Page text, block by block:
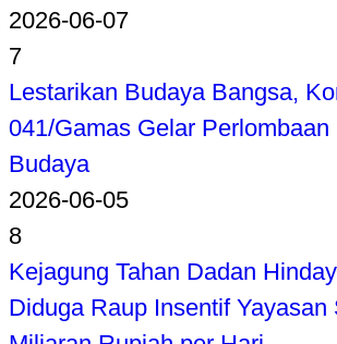
2026-06-07
7
Lestarikan Budaya Bangsa,
041/Gamas Gelar Perlombaan
Budaya
2026-06-05
8
Kejagung Tahan Dadan
Diduga Raup Insentif Yayasan